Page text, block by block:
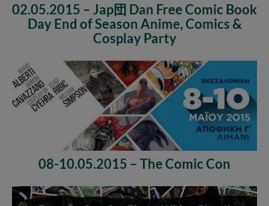
02.05.2015 – Jap団 Dan Free Comic Book
Day End of Season Anime, Comics &
Cosplay Party
08-10.05.2015 – The Comic Con